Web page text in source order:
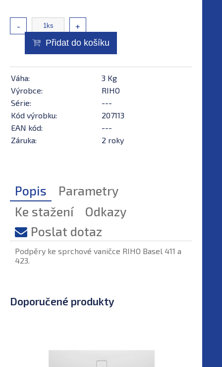
- +
Přidat do košíku
Váha:
3 Kg
Výrobce:
RIHO
Série:
---
Kód výrobku:
207113
EAN kód:
---
Záruka:
2 roky
Popis
Parametry
Ke stažení
Odkazy
Poslat dotaz
Podpěry ke sprchové vaničce RIHO Basel 411 a
423.
Doporučené produkty